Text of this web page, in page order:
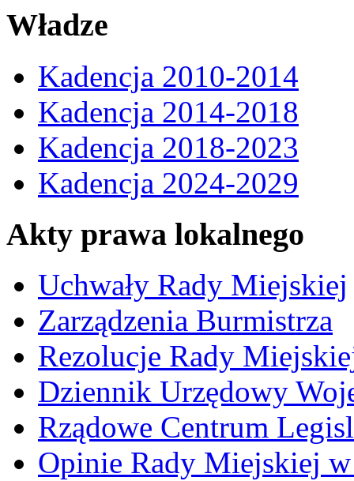
Władze
Kadencja 2010-2014
Kadencja 2014-2018
Kadencja 2018-2023
Kadencja 2024-2029
Akty prawa lokalnego
Uchwały Rady Miejskiej
Zarządzenia Burmistrza
Rezolucje Rady
Dziennik Urzędowy
Rządowe Centrum
Opinie Rady Miejskiej w